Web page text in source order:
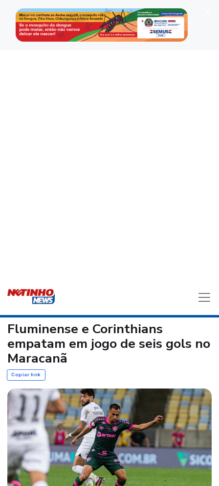
Fluminense e Corinthians
empatam em jogo de seis gols no
Maracanã
Copiar link